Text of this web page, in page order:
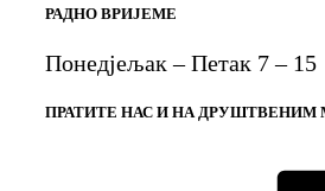
РАДНО ВРИЈЕМЕ
Понедјељак – Петак 7 – 15
ПРАТИТЕ НАС И НА